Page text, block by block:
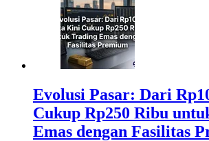
Evolusi Pasar: Dari
Cukup Rp250 Ribu
Emas dengan Fasilitas